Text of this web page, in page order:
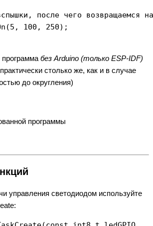
после чего возвращаемся
100, 250);
без Arduino (только ESP-IDF)
столько же, как и в случае
до округления)
программы
управления светодиодом используйте